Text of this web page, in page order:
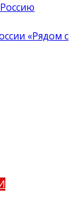
«Рядом с